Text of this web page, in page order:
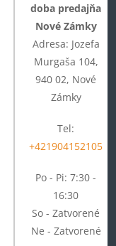
doba predajňa
Nové Zámky
Adresa: Jozefa
Murgaša 104,
940 02, Nové
Zámky
Tel:
+421904152105
Po - Pi: 7:30 -
16:30
So - Zatvorené
Ne - Zatvorené